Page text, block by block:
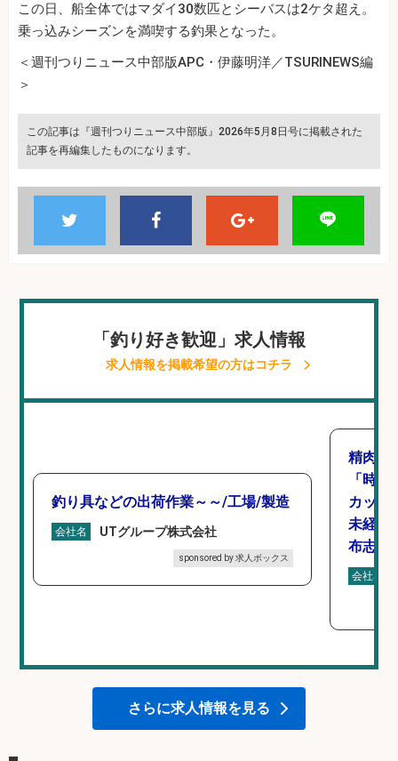
この日、船全体ではマダイ30数匹とシーバスは2ケタ超え。
乗っ込みシーズンを満喫する釣果となった。
＜週刊つりニュース中部版APC・伊藤明洋／TSURINEWS編
＞
この記事は『週刊つりニュース中部版』2026年5月8日号に掲載された
記事を再編集したものになります。
「釣り好き歓迎」求人情報
求人情報を掲載希望の方はコチラ
釣り具などの出荷作業～～/工場/製造
会社名 UTグループ株式会社
sponsored by 求人ボックス
精肉・
「時
カット
未経験
布志市
会社名
さらに求人情報を見る